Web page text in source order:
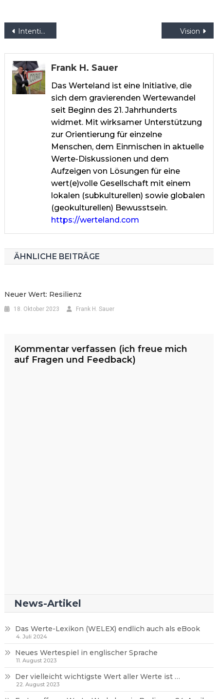
Beitragsnavigation
Intention Vision
Frank H. Sauer
Das Werteland ist eine Initiative, die
sich dem gravierenden Wertewandel
seit Beginn des 21. Jahrhunderts
widmet. Mit wirksamer Unterstützung
zur Orientierung für einzelne
Menschen, dem Einmischen in aktuelle
Werte-Diskussionen und dem
Aufzeigen von Lösungen für eine
wert(e)volle Gesellschaft mit einem
lokalen (subkulturellen) sowie globalen
(geokulturellen) Bewusstsein.
https://werteland.com
ÄHNLICHE BEITRÄGE
Neuer Wert: Resilienz
18. Oktober 2023 Frank H. Sauer
Kommentar verfassen (ich freue mich
auf Fragen und Feedback)
News-Artikel
Das Werte-Lexikon (WELEX) endlich auch als eBook
4. Juli 2024
Neues Wertespiel in englischer Sprache
11. August 2023
Der vielleicht wichtigste Wert aller Werte ist …
22. August 2023